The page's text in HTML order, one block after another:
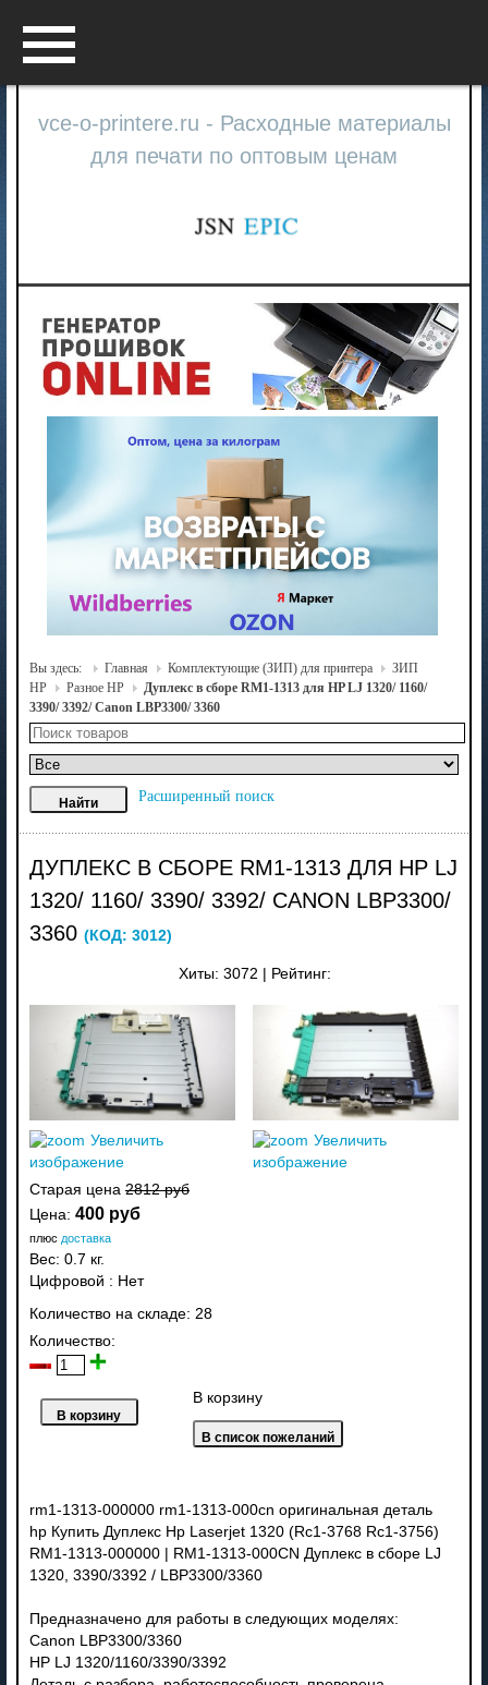
vce-o-printere.ru - Расходные материалы
для печати по оптовым ценам
Вы здесь: Главная Комплектующие (ЗИП) для принтера
ЗИП
HP
Разное HP
Дуплекс в сборе RM1-1313 для HP LJ 1320/ 1160/
3390/ 3392/ Canon LBP3300/ 3360
Расширенный поиск
ДУПЛЕКС В СБОРЕ RM1-1313 ДЛЯ HP LJ
1320/ 1160/ 3390/ 3392/ CANON LBP3300/
3360 (КОД: 3012)
Хиты: 3072 Рейтинг:
Увеличить
изображение
Увеличить
изображение
Старая цена 2812 руб
Цена: 400 руб
плюс доставка
Вес: 0.7 кг.
Цифровой : Нет
Количество на складе: 28
Количество:
В корзину
rm1-1313-000000 rm1-1313-000cn оригинальная деталь
hp Купить Дуплекс Hp Laserjet 1320 (Rc1-3768 Rc1-3756)
RM1-1313-000000 | RM1-1313-000CN Дуплекс в сборе LJ
1320, 3390/3392 / LBP3300/3360
Предназначено для работы в следующих моделях:
Canon LBP3300/3360
HP LJ 1320/1160/3390/3392